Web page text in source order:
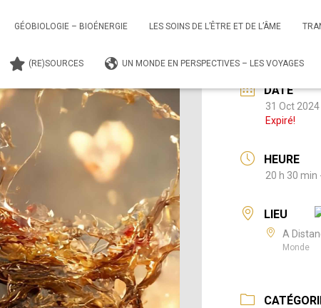
GÉOBIOLOGIE – BIOÉNERGIE LES SOINS DE L’ÊTRE ET DE L’ÂME
(RE)SOURCES UN MONDE EN PERSPECTIVES – LES VOYAGES
DATE
31 Oct 2024
Expiré!
HEURE
20 h 30 min
LIEU
A
Monde